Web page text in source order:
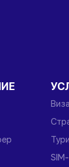
Виза